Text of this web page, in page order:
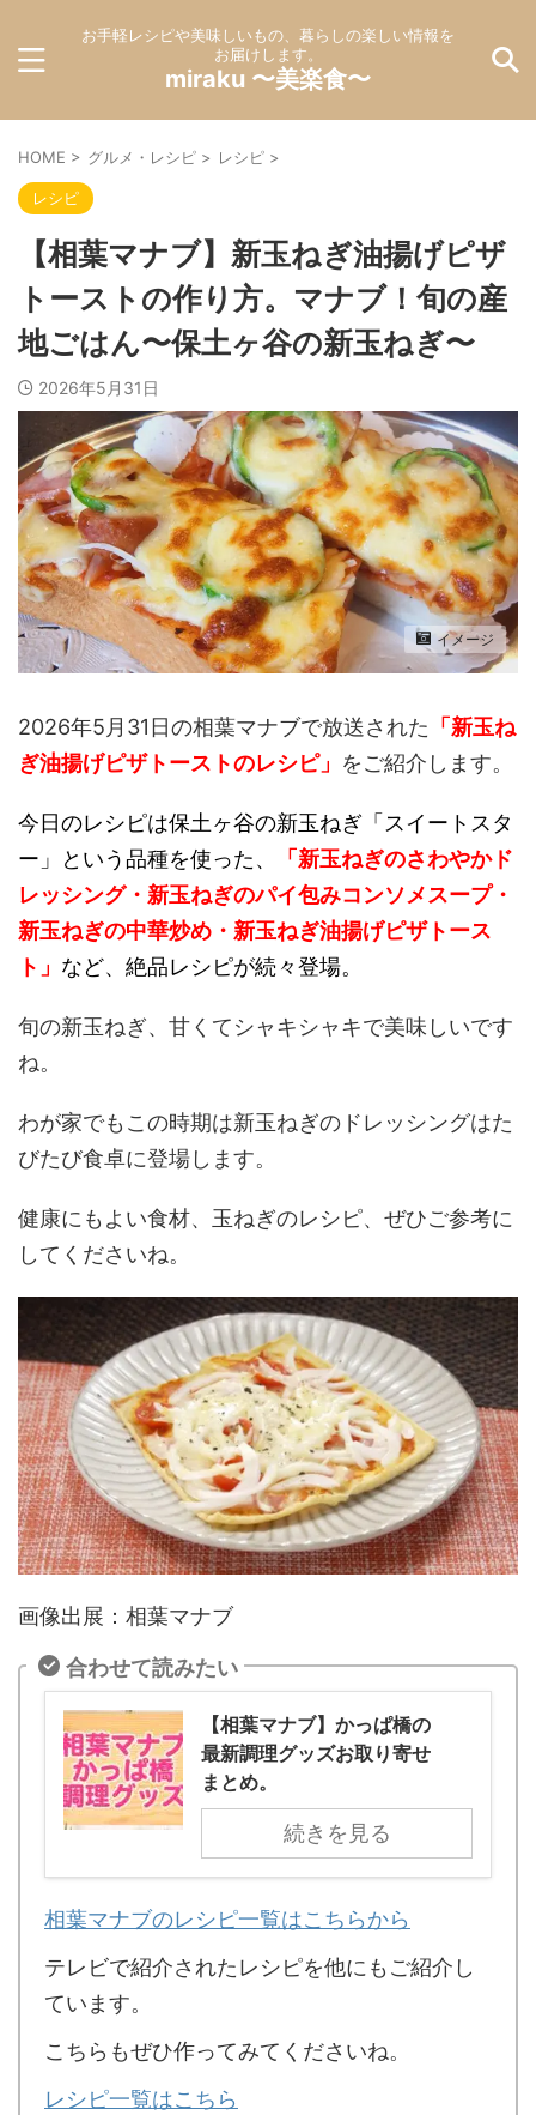
お手軽レシピや美味しいもの、暮らしの楽しい情報を
お届けします。
miraku 〜美楽食〜
HOME > グルメ・レシピ > レシピ >
レシピ
【相葉マナブ】新玉ねぎ油揚げピザ
トーストの作り方。マナブ！旬の産
地ごはん〜保土ヶ谷の新玉ねぎ〜
2026年5月31日
イメージ
2026年5月31日の相葉マナブで放送された 「新玉ね
ぎ油揚げピザトーストのレシピ」 をご紹介します。
今日のレシピは保土ヶ谷の新玉ねぎ「スイートスタ
ー」という品種を使った、
「新玉ねぎのさわやかド
レッシング・新玉ねぎのパイ包みコンソメスープ・
新玉ねぎの中華炒め・新玉ねぎ油揚げピザトース
ト」 など、絶品レシピが続々登場。
旬の新玉ねぎ、甘くてシャキシャキで美味しいです
ね。
わが家でもこの時期は新玉ねぎのドレッシングはた
びたび食卓に登場します。
健康にもよい食材、玉ねぎのレシピ、ぜひご参考に
してくださいね。
画像出展：相葉マナブ
合わせて読みたい
【相葉マナブ】かっぱ橋の
最新調理グッズお取り寄せ
まとめ。
続きを見る
相葉マナブのレシピ一覧はこちらから
テレビで紹介されたレシピを他にもご紹介し
ています。
こちらもぜひ作ってみてくださいね。
レシピ一覧はこちら